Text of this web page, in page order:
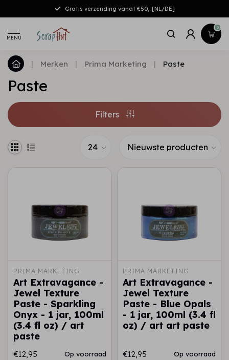
Gratis verzending vanaf €50,-[NL/DE]
MENU
0
| Merken | Prima Marketing | Paste
Paste
Filters
PRIMA MARKETING
Art Extravagance -
Jewel Texture
Paste - Sparkling
Onyx - 1 jar, 100ml
(3.4 fl oz) / art
paste
€12,95 Op voorraad
PRIMA MARKETING
Art Extravagance -
Jewel Texture
Paste - Blue Opals
- 1 jar, 100ml (3.4 fl
oz) / art art paste
€12,95 Op voorraad